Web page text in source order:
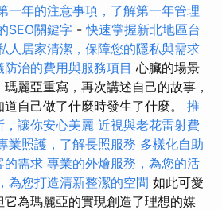
一年的注意事項，了解第一年管理
SEO關鍵字 -快速掌握新北地區台
人居家清潔，保障您的隱私與需求
治的費用與服務項目 心臟的場景
麗亞重寫，再次講述自己的故事，
自己做了什麼時發生了什麼。 推
，讓你安心美麗 近視與老花雷射費
業照護，了解長照服務 多樣化自助
的需求 專業的外燴服務，為您的活
為您打造清新整潔的空間 如此可愛
為瑪麗亞的實現創造了理想的媒